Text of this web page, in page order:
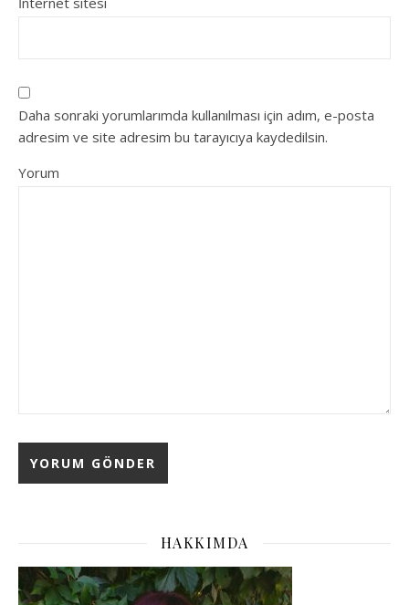
Daha sonraki yorumlarımda kullanılması için adım, e-posta
adresim ve site adresim bu tarayıcıya kaydedilsin.
Yorum
HAKKIMDA